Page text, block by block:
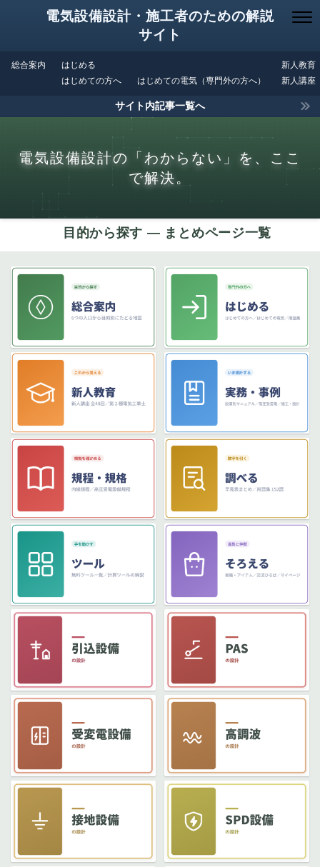
電気設備設計・施工者のための解説
サイト
総合案内
はじめる
はじめての方へ
はじめての電気（専門外の方へ）
新人教育
新人講座
サイト内記事一覧へ
電気設備設計の「わからない」を、ここ
で解決。